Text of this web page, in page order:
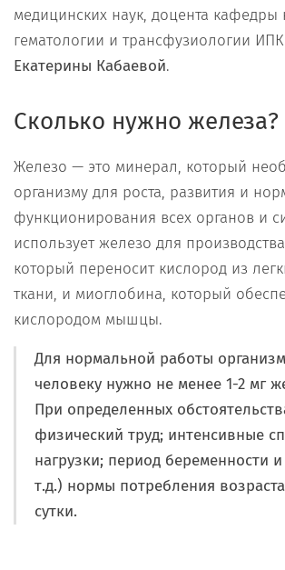
медицинских наук, доцента кафедры
гематологии и трансфузиологии
Екатерины Кабаевой.
Сколько нужно железа?
Железо — это минерал, который
организму для роста, развития и
функционирования всех органов и
использует железо для
который переносит кислород из
ткани, и миоглобина, который
кислородом мышцы.
Для нормальной работы
человеку нужно не менее 1-2 мг
При определенных
физический труд; интенсивные
нагрузки; период беременности
т.д.) нормы потребления
сутки.